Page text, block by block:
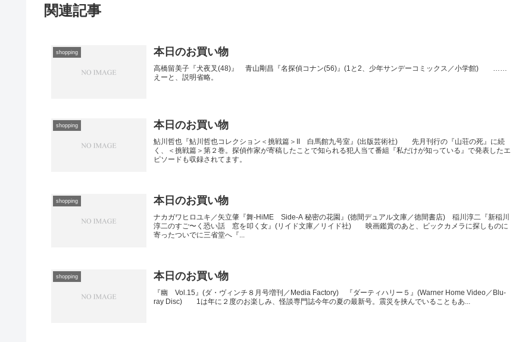
関連記事
shopping 本日のお買い物
高橋留美子『犬夜叉(48)』 青山剛昌『名探偵コナン(56)』(1と2、少年サンデーコミックス／小学館) ……
えーと、説明省略。
shopping 本日のお買い物
鮎川哲也『鮎川哲也コレクション＜挑戦篇＞II 白馬館九号室』(出版芸術社) 先月刊行の『山荘の死』に続
く、＜挑戦篇＞第２巻。探偵作家が寄稿したことで知られる犯人当て番組『私だけが知っている』で発表したエ
ピソードも収録されてます。
shopping 本日のお買い物
ナカガワヒロユキ／矢立肇『舞-HiME Side-A 秘密の花園』(徳間デュアル文庫／徳間書店) 稲川淳二『新稲川
淳二のすご〜く恐い話 窓を叩く女』(リイド文庫／リイド社) 映画鑑賞のあと、ビックカメラに探しものに
寄ったついでに三省堂へ『...
shopping 本日のお買い物
『幽 Vol.15』(ダ・ヴィンチ８月号増刊／Media Factory) 『ダーティハリー５』(Warner Home Video／Blu-
ray Disc) 1は年に２度のお楽しみ、怪談専門誌今年の夏の最新号。震災を挟んでいることもあ...